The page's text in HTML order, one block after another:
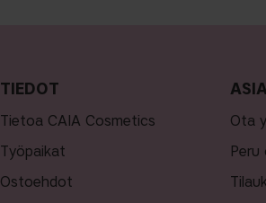
TIEDOT
Tietoa CAIA Cosmetics
Työpaikat
Ostoehdot
Ota